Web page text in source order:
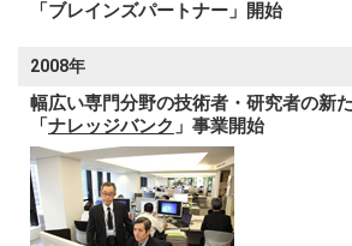
「ブレインズパートナー」開始
2008年
幅広い専門分野の技術者・研究者の新
「ナレッジバンク 」事業開始